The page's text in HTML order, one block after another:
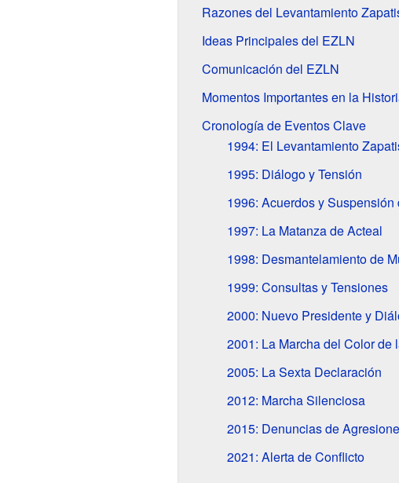
Razones del Levantamiento
Ideas Principales del EZLN
Comunicación del EZLN
Momentos Importantes en la
Cronología de Eventos Clave
1994: El Levantamiento
1995: Diálogo y Tensión
1996: Acuerdos y
1997: La Matanza de Acteal
1998: Desmantelamiento de
1999: Consultas y Tensiones
2000: Nuevo Presidente y
2001: La Marcha del Color de
2005: La Sexta Declaración
2012: Marcha Silenciosa
2015: Denuncias de
2021: Alerta de Conflicto